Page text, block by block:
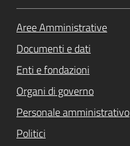
Aree Amministrative
Documenti e dati
Enti e fondazioni
Organi di governo
Personale amministrativo
Politici